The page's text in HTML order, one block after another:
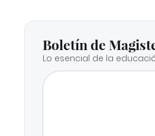
Boletín de
Lo esencial de la